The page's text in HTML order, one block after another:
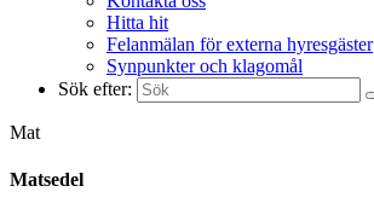
Hitta hit
Felanmälan för externa hyresgäster
Synpunkter och klagomål
Sök efter:
Mat
Matsedel